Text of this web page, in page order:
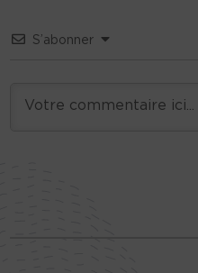
S’abonner